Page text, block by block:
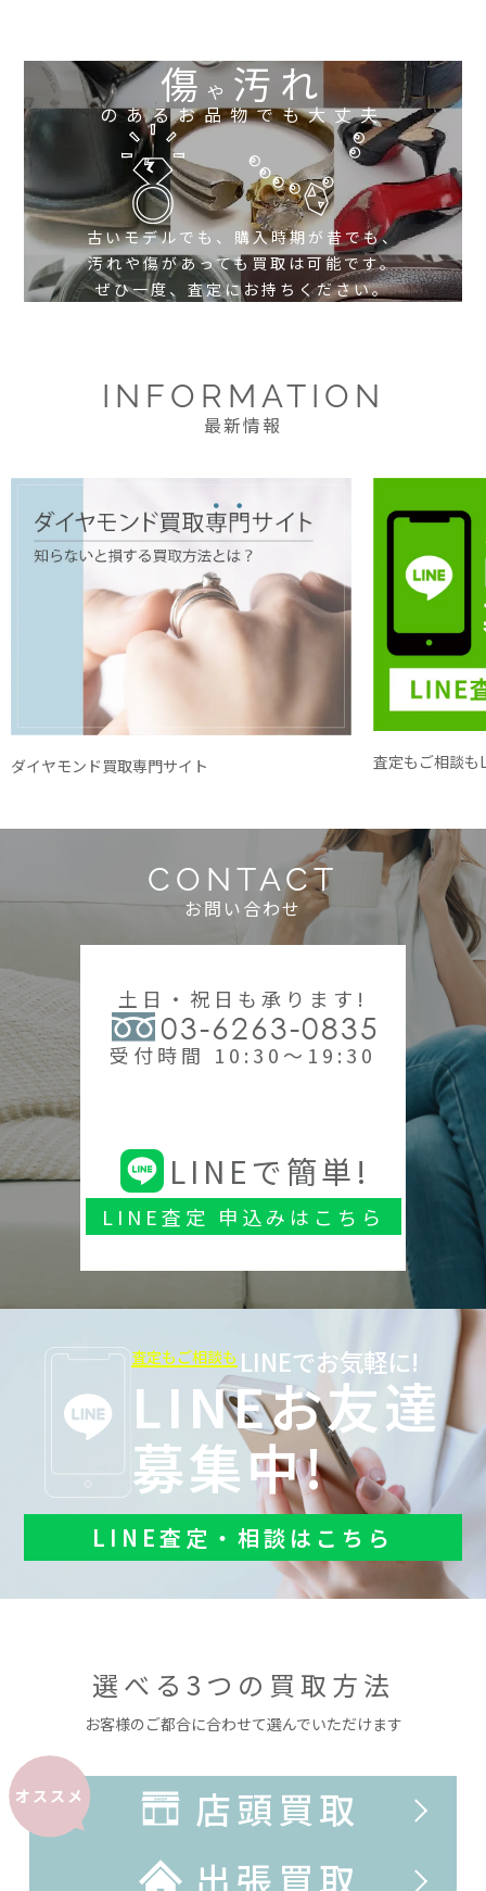
傷や 汚れ
のあるお品物でも大丈夫
古いモデルでも、購入時期が昔でも、
汚れや傷があっても買取は可能です。
ぜひ一度、査定にお持ちください。
INFORMATION
最新情報
ダイヤモンド買取専門サイト 査定もご相談も
CONTACT
お問い合わせ
土日・祝日も承ります!
03-6263-0835
受付時間 10:30～19:30
LINEで簡単!
LINE査定 申込みはこちら
査定もご相談も LINEでお気軽に!
LINEお友達
募集中!
LINE査定・相談はこちら
選べる3つの買取方法
お客様のご都合に合わせて選んでいただけます
オススメ
店頭買取
出張買取